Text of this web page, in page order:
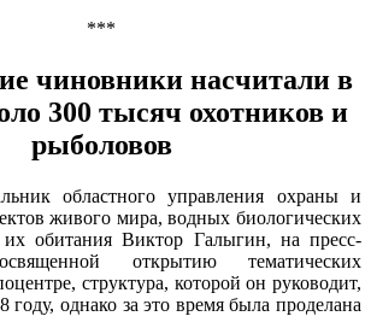
***
чиновники насчитали в
300 тысяч охотников и
рыболовов
областного управления охраны и
живого мира, водных биологических
обитания Виктор Галыгин, на пресс-
открытию тематических
структура, которой он руководит,
году, однако за это время была проделана